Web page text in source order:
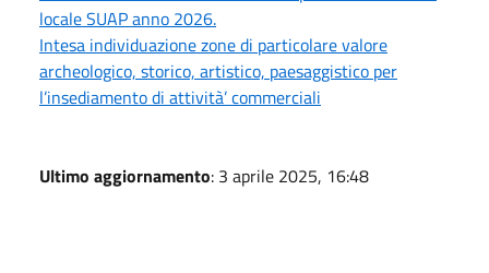
locale SUAP anno 2026.
Intesa individuazione zone di particolare valore
archeologico, storico, artistico, paesaggistico per
l’insediamento di attività’ commerciali
Ultimo aggiornamento: 3 aprile 2025, 16:48